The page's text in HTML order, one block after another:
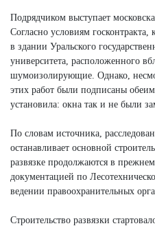
Подрядчиком выступает
Согласно условиям госконтракта,
в здании Уральского
университета, расположенного
шумоизолирующие. Однако,
этих работ были подписаны
установила: окна так и не были
По словам источника,
останавливает основной
развязке продолжаются в
документацией по
ведении правоохранительных
Строительство развязки